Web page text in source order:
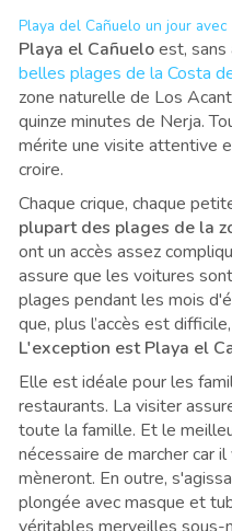
Playa del Cañuelo un jour
Playa el Cañueloest, sans
belles plages de la Costa
zone naturelle de Los
quinze minutes de Nerja.
mérite une visite attentive
croire.
Chaque crique, chaque
plupart des plages de la
ont un accès assez
assure que les voitures
plages pendant les mois
que, plus l’accès est
L'exception est Playa el
Elle est idéale pour les
restaurants. La visiter
toute la famille. Et le
nécessaire de marcher car
mèneront. En outre,
plongée avec masque et